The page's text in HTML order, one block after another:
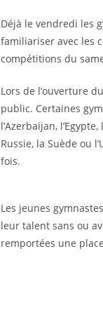
Déjà le vendredi les
familiariser avec les
compétitions du
Lors de l’ouverture
public. Certaines
l’Azerbaijan,
Russie, la Suède ou
fois.
Les jeunes
leur talent sans ou
remportées une